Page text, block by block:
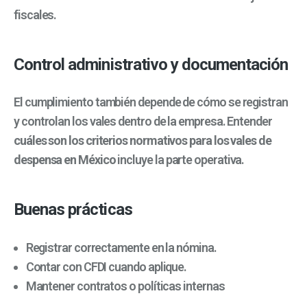
fiscales.
Control administrativo y documentación
El cumplimiento también depende de cómo se registran
y controlan los vales dentro de la empresa.Entender
cuáles son los criterios normativos para los vales de
despensa en Méxicoincluye la parte operativa.
Buenas prácticas
Registrar correctamente en la nómina.
Contar con CFDI cuando aplique.
Mantener contratos o políticas internas